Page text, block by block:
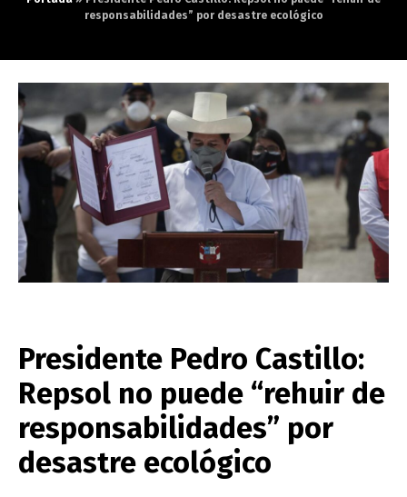
responsabilidades” por desastre ecológico
Presidente Pedro Castillo:
Repsol no puede “rehuir de
responsabilidades” por
desastre ecológico